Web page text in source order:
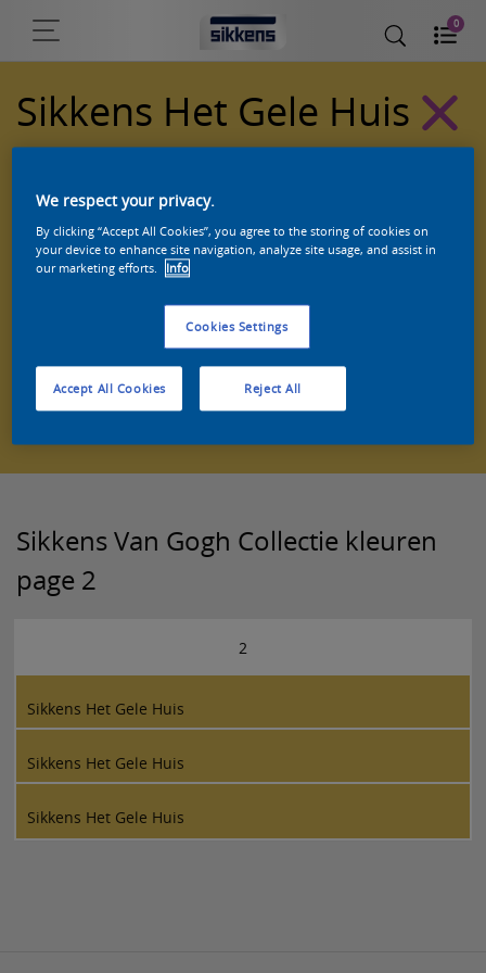
0
Sikkens Het Gele Huis
Zoek een product in deze kleur
Sikkens Van Gogh Collectie kleuren
page 2
2
Sikkens Het Gele Huis
Sikkens Het Gele Huis
Sikkens Het Gele Huis
We respect your privacy.
By clicking “Accept All Cookies”, you agree to the storing of cookies on
your device to enhance site navigation, analyze site usage, and assist in
our marketing efforts.
Info
Cookies Settings
Reject All
Accept All Cookies